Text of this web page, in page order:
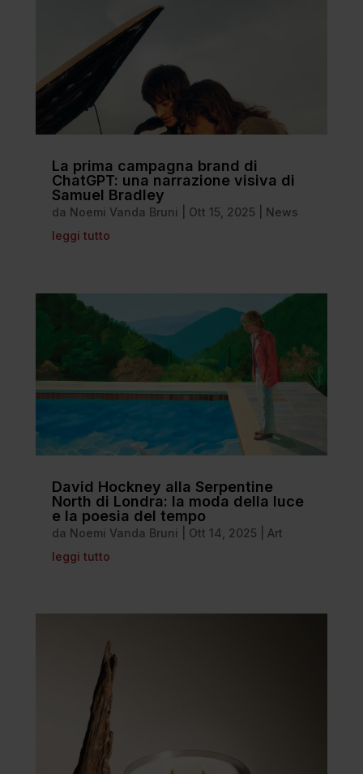
La prima campagna brand di
ChatGPT: una narrazione visiva di
Samuel Bradley
da Noemi Vanda Bruni Ott 15, 2025
News
leggi tutto
David Hockney alla Serpentine
North di Londra: la moda della luce
e la poesia del tempo
da Noemi Vanda Bruni Ott 14, 2025
Art
leggi tutto